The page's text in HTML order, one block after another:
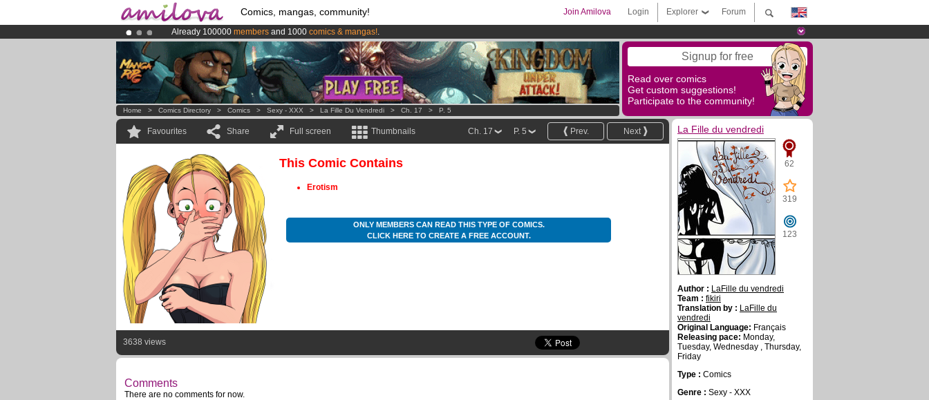
Comics, mangas, community! Forum
Explorer
Login
Join Amilova
Already 100000 members and 1000 comics & mangas!.
AmilovaKickstarter is now LIVE!.
Premium membership from3.95 euros per month !Get membership now Signup for free
Read over comics
Get custom suggestions!
Participate to the community!
Home > Comics Directory > Comics > Sexy - XXX > La Fille Du Vendredi > Ch. 17 > P. 5
Favourites Share Full screen Thumbnails Next
Prev.
P. 5
Ch. 17
This Comic Contains
Erotism
ONLY MEMBERS CAN READ THIS TYPE OF COMICS.
CLICK HERE TO CREATE A FREE ACCOUNT.
3638 views
Comments
There are no comments for now.
La Fille du vendredi
62
319
123
Author : LaFille du vendredi
Team : fikiri
Translation by : LaFille du
vendredi
Original Language: Français
Releasing pace: Monday,
Tuesday, Wednesday , Thursday,
Friday
Type : Comics
Genre : Sexy - XXX